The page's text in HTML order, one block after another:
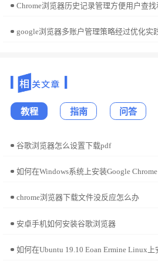
教程 指南 问答
谷歌浏览器怎么设置下载pdf
如何在Windows系统上安装Google Chrome
chrome浏览器下载文件没反应怎么办
安卓手机如何安装谷歌浏览器